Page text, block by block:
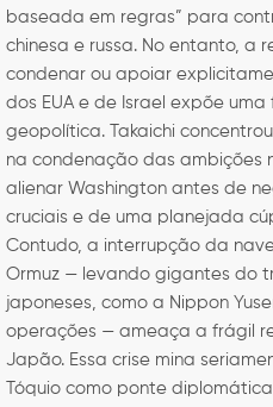
baseada em regras” para
chinesa e russa. No entanto, a
condenar ou apoiar
dos EUA e de Israel expõe
geopolítica. Takaichi
na condenação das ambições
alienar Washington antes de
cruciais e de uma planejada
Contudo, a interrupção da
Ormuz — levando gigantes do
japoneses, como a Nippon
operações — ameaça a frágil
Japão. Essa crise mina
Tóquio como ponte